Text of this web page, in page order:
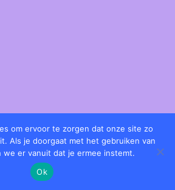
om ervoor te zorgen dat onze site zo
Als je doorgaat met het gebruiken van
we er vanuit dat je ermee instemt.
Ok